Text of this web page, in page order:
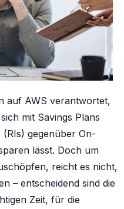
auf AWS verantwortet,
mit Savings Plans
gegenüber On-
lässt. Doch um
reicht es nicht,
– entscheidend sind die
Zeit, für die